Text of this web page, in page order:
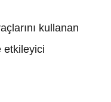
kullanan
etkileyici